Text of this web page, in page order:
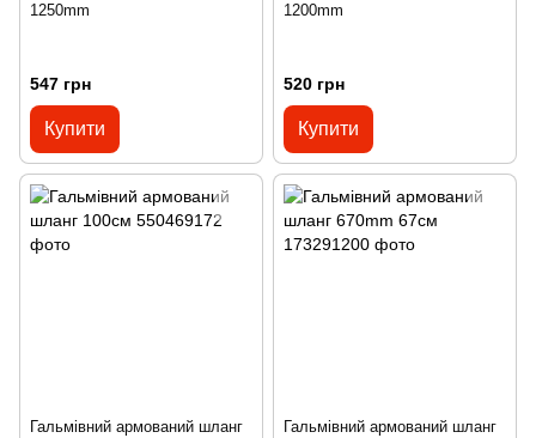
1250mm
547 грн
Купити
1200mm
520 грн
Купити
Гальмівний армований шланг
Гальмівний армований шланг